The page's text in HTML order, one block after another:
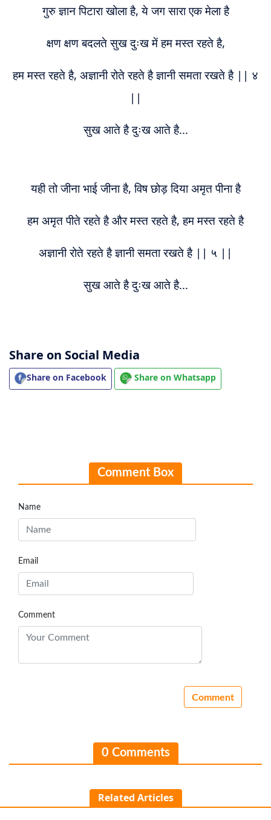
गुरु ज्ञान पिटारा खोला है, ये जग सारा एक मेला है
क्षण क्षण बदलते सुख दुःख में हम मस्त रहते है,
हम मस्त रहते है, अज्ञानी रोते रहते है ज्ञानी समता रखते है || ४
||
सुख आते है दुःख आते है...
यही तो जीना भाई जीना है, विष छोड़ दिया अमृत पीना है
हम अमृत पीते रहते है और मस्त रहते है, हम मस्त रहते है
अज्ञानी रोते रहते है ज्ञानी समता रखते है || ५ ||
सुख आते है दुःख आते है...
Share on Social Media
Share on Facebook Share on Whatsapp
Comment Box
Name
Email
Comment
0 Comments
Related Articles